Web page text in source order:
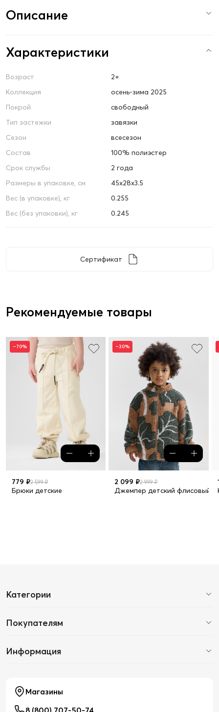
Описание
Характеристики
Возраст
2+
Коллекция
осень-зима 2025
Покрой
свободный
Тип застежки
завязки
Сезон
всесезон
Состав
100% полиэстер
Срок службы
2 года
Размеры в упаковке, см
45х28х3.5
Вес (в упаковке), кг
0.255
Вес (без упаковки), кг
0.245
Сертификат
Рекомендуемые товары
–70%
779 ₽2 599 ₽
Брюки детские
–30%
2 099 ₽2 999 ₽
Джемпер детский флисовый
Категории
Покупателям
Информация
Магазины
8 (800) 707-50-74